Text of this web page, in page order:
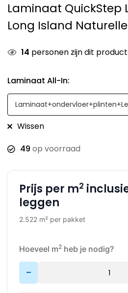
Laminaat QuickStep
Long Island Naturelle
14 personen zijn dit
Laminaat All-In:
Wissen
49 op voorraad
Prijs per m2
leggen
2.522 m² per pakket
Hoeveel m2 heb je nodig?
-